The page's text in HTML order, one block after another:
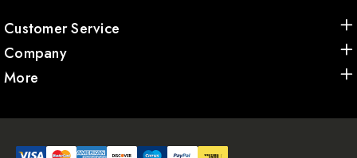
Customer Service
Company
More